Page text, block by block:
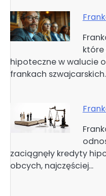
które
hipoteczne w walucie
frankach
zaciągnęły kredyty
obcych, najczęściej…